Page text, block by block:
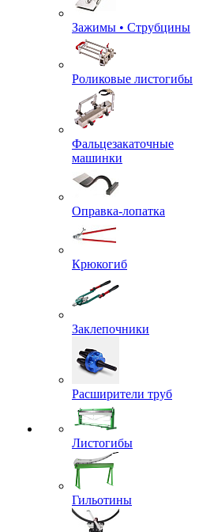
Зажимы • Струбцины
Роликовые листогибы
Фальцезакаточные
машинки
Оправка-лопатка
Крюкогиб
Заклепочники
Расширители труб
Листогибы
Гильотины